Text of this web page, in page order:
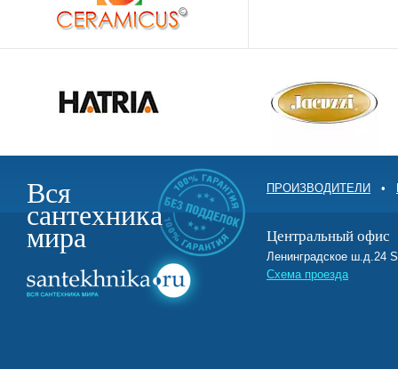
Вся
сантехника
мира
ПРОИЗВОДИТЕЛИ •
Центральный офис
Ленинградское ш.д.24
Схема проезда